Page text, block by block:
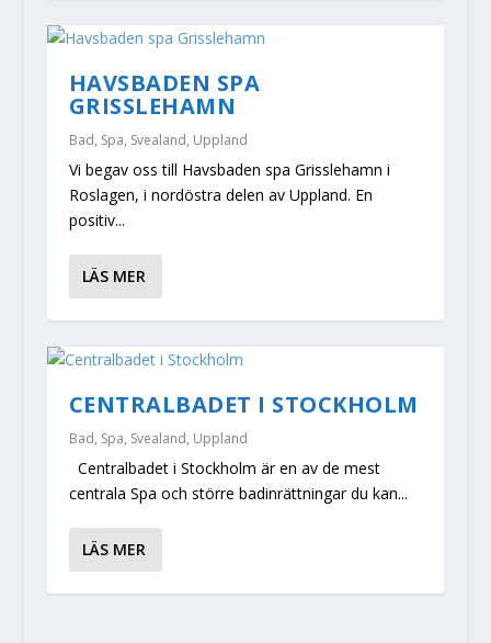
HAVSBADEN SPA
GRISSLEHAMN
Bad, Spa, Svealand, Uppland
Vi begav oss till Havsbaden spa Grisslehamn i
Roslagen, i nordöstra delen av Uppland. En
positiv...
LÄS MER
CENTRALBADET I STOCKHOLM
Bad, Spa, Svealand, Uppland
Centralbadet i Stockholm är en av de mest
centrala Spa och större badinrättningar du kan...
LÄS MER